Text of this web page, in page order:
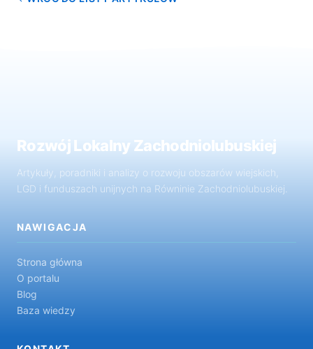
Rozwój Lokalny Zachodniolubuskiej
Artykuły, poradniki i analizy o rozwoju obszarów wiejskich,
LGD i funduszach unijnych na Równinie Zachodniolubuskiej.
NAWIGACJA
Strona główna
O portalu
Blog
Baza wiedzy